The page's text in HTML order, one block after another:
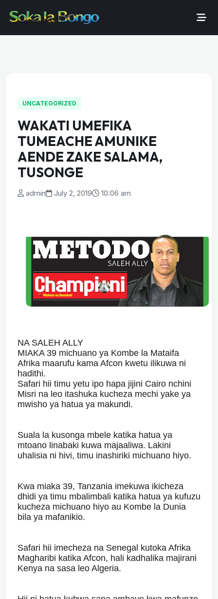
UNCATEGORIZED
WAKATI UMEFIKA
TUMEACHE AMUNIKE
AENDE ZAKE SALAMA,
TUSONGE
admin July 2, 2019 10:06 am
NA SALEH ALLY
MIAKA 39 michuano ya Kombe la Mataifa
Afrika maarufu kama Afcon kwetu ilikuwa ni
hadithi.
Safari hii timu yetu ipo hapa jijini Cairo nchini
Misri na leo itashuka kucheza mechi yake ya
mwisho ya hatua ya makundi.
Suala la kusonga mbele katika hatua ya
mtoano linabaki kuwa majaaliwa. Lakini
uhalisia ni hivi, timu inashiriki michuano hiyo.
Kwa miaka 39, Tanzania imekuwa ikicheza
dhidi ya timu mbalimbali katika hatua ya kufuzu
kucheza michuano hiyo au Kombe la Dunia
bila ya mafanikio.
Safari hii imecheza na Senegal kutoka Afrika
Magharibi katika Afcon, hali kadhalika majirani
Kenya na sasa leo Algeria.